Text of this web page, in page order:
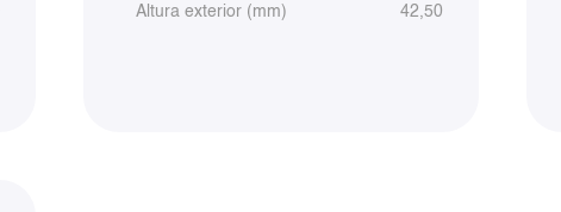
Altura exterior (mm)
42,50